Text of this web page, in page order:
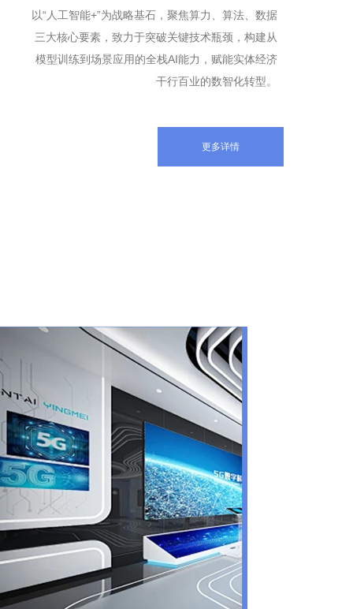
以“人工智能+”为战略基石，聚焦算力、算法、数据
三大核心要素，致力于突破关键技术瓶颈，构建从
模型训练到场景应用的全栈AI能力，赋能实体经济
干行百业的数智化转型。
更多详情